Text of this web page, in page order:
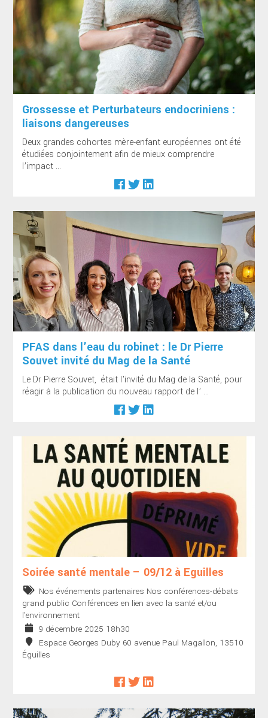
Grossesse et Perturbateurs endocriniens :
liaisons dangereuses
Deux grandes cohortes mère-enfant européennes ont été
étudiées conjointement afin de mieux comprendre
l’impact ...
PFAS dans l’eau du robinet : le Dr Pierre
Souvet invité du Mag de la Santé
Le Dr Pierre Souvet, était l'invité du Mag de la Santé, pour
réagir à la publication du nouveau rapport de l’ ...
Soirée santé mentale – 09/12 à Eguilles
Nos événements partenaires Nos conférences-débats
grand public Conférences en lien avec la santé et/ou
l'environnement
9 décembre 2025 18h30
Espace Georges Duby 60 avenue Paul Magallon, 13510
Éguilles